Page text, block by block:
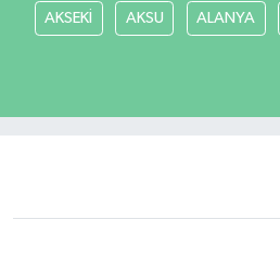
AKSEKİ AKSU ALANYA